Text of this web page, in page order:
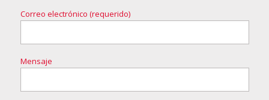
Correo electrónico (requerido)
Mensaje